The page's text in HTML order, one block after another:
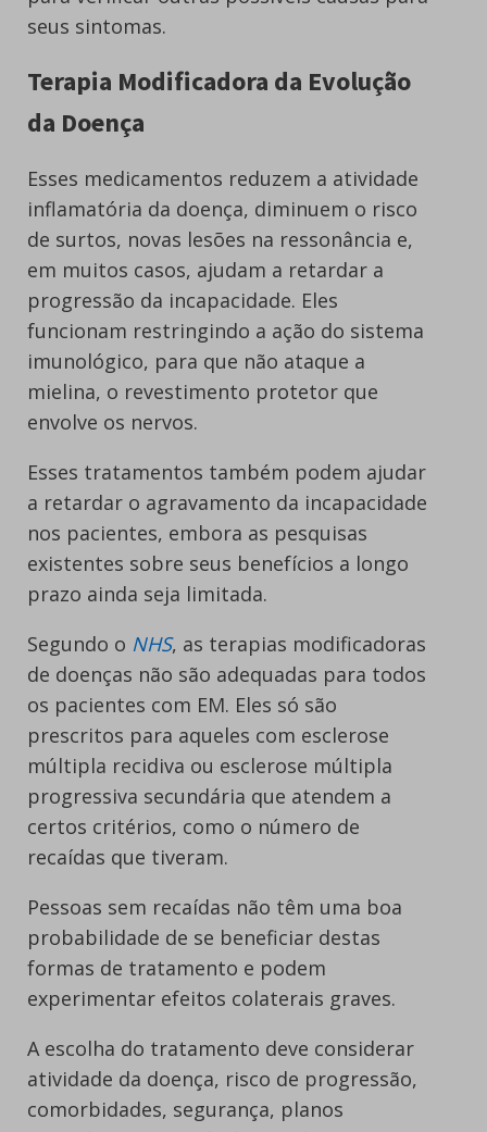
seus sintomas.
Terapia Modificadora da Evolução
da Doença
Esses medicamentos reduzem a atividade
inflamatória da doença, diminuem o risco
de surtos, novas lesões na ressonância e,
em muitos casos, ajudam a retardar a
progressão da incapacidade. Eles
funcionam restringindo a ação do sistema
imunológico, para que não ataque a
mielina, o revestimento protetor que
envolve os nervos.
Esses tratamentos também podem ajudar
a retardar o agravamento da incapacidade
nos pacientes, embora as pesquisas
existentes sobre seus benefícios a longo
prazo ainda seja limitada.
Segundo o NHS, as terapias modificadoras
de doenças não são adequadas para todos
os pacientes com EM. Eles só são
prescritos para aqueles com esclerose
múltipla recidiva ou esclerose múltipla
progressiva secundária que atendem a
certos critérios, como o número de
recaídas que tiveram.
Pessoas sem recaídas não têm uma boa
probabilidade de se beneficiar destas
formas de tratamento e podem
experimentar efeitos colaterais graves.
A escolha do tratamento deve considerar
atividade da doença, risco de progressão,
comorbidades, segurança, planos